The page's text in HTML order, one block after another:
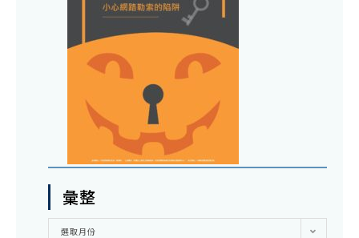
彙整
彙
選取月份